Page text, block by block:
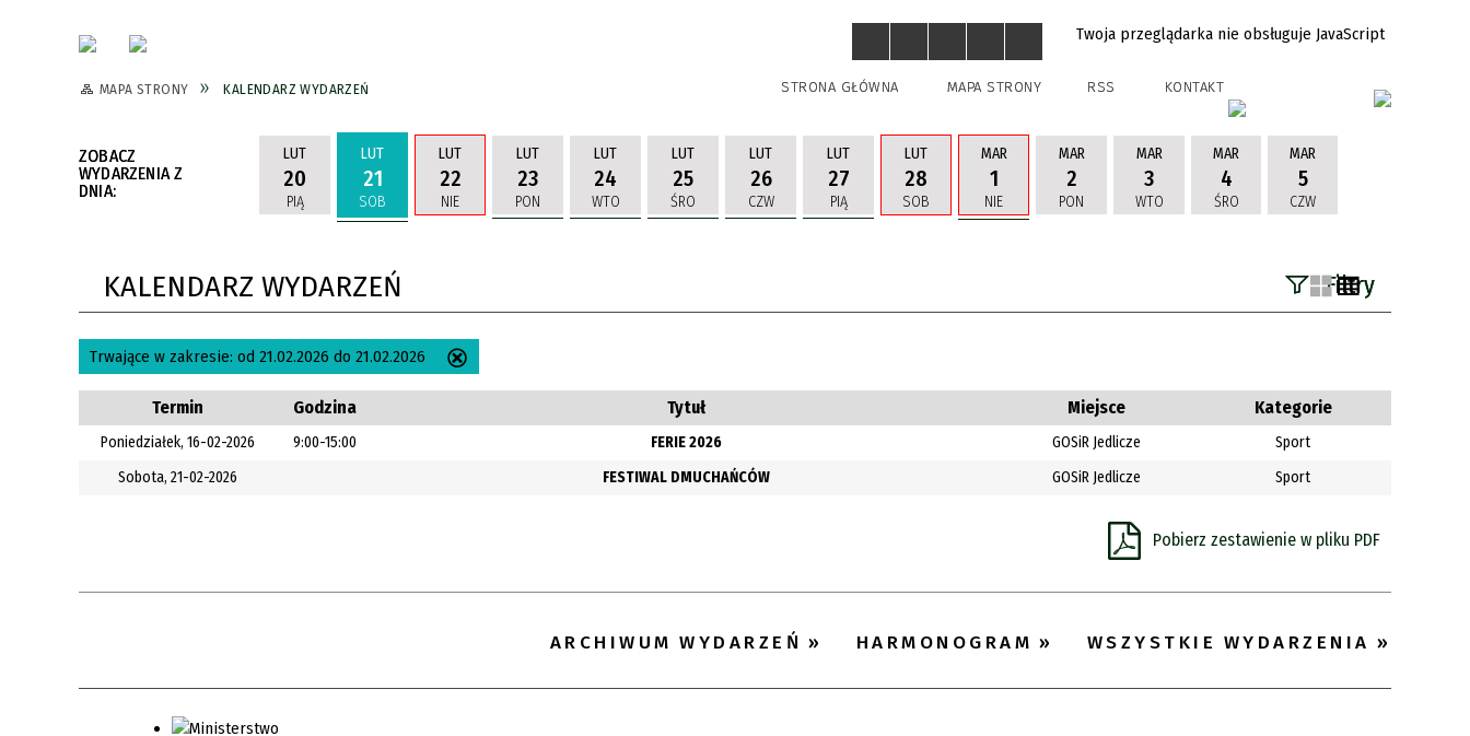
Twoja przeglądarka nie obsługuje JavaScript
STRONA GŁÓWNA MAPA STRONY RSS KONTAKT
MAPA STRONY KALENDARZ WYDARZEŃ
ZOBACZ
WYDARZENIA Z
DNIA:
LUT
20
PIĄ
LUT
21
SOB
LUT
22
NIE
LUT
23
PON
LUT
24
WTO
LUT
25
ŚRO
LUT
26
CZW
LUT
27
PIĄ
LUT
28
SOB
MAR
1
NIE
MAR
2
PON
MAR
3
WTO
MAR
4
ŚRO
MAR
5
CZW
KALENDARZ WYDARZEŃ Filtry
Kategoria
zakresie
Miejsce
Organizator
Trwające w zakresie: od 21.02.2026 do 21.02.2026
ten
Termin Godzina Tytuł Miejsce Kategorie
Poniedziałek, 16-02-2026 9:00-15:00 FERIE 2026 GOSiR Jedlicze
Sport
Sobota, 21-02-2026
FESTIWAL DMUCHAŃCÓW GOSiR Jedlicze Sport
Pobierz zestawienie w pliku PDF
WSZYSTKIE WYDARZENIA
HARMONOGRAM
ARCHIWUM WYDARZEŃ